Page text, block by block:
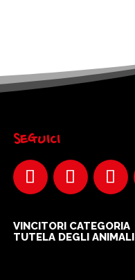
SEGUICI
VINCITORI CATEGORIA
TUTELA DEGLI ANIMALI